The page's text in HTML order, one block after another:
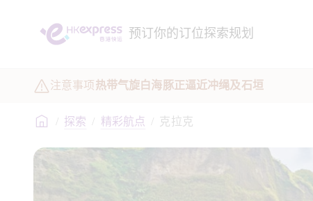
预订你的订位探索规划
注意事项热带气旋白海豚正逼近冲绳及石垣
/ 探索 / 精彩航点 / 克拉克